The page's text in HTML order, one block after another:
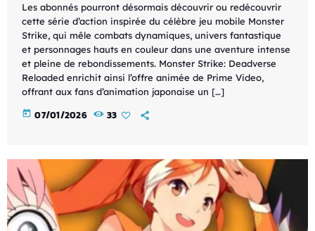
Les abonnés pourront désormais découvrir ou redécouvrir
cette série d’action inspirée du célèbre jeu mobile Monster
Strike, qui mêle combats dynamiques, univers fantastique
et personnages hauts en couleur dans une aventure intense
et pleine de rebondissements. Monster Strike: Deadverse
Reloaded enrichit ainsi l’offre animée de Prime Video,
offrant aux fans d’animation japonaise un […]
today 07/01/2026 33